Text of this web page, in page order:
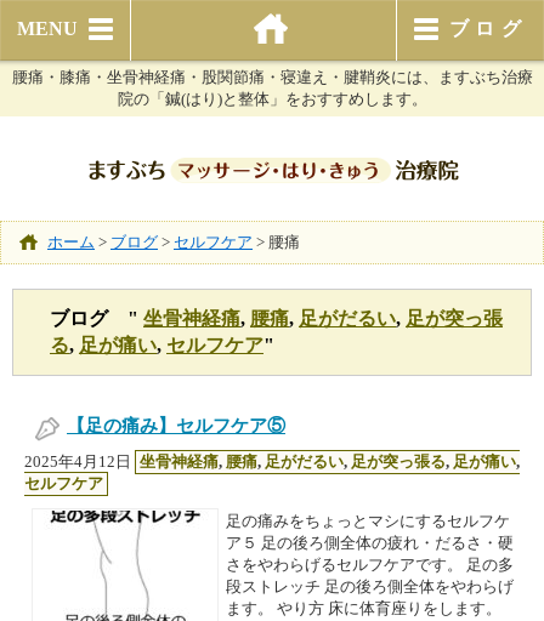
MENU ブログ
腰痛・膝痛・坐骨神経痛・股関節痛・寝違え・腱鞘炎には、ますぶち治療
院の「鍼(はり)と整体」をおすすめします。
ホーム > ブログ > セルフケア > 腰痛
ブログ " 坐骨神経痛, 腰痛, 足がだるい, 足が突っ張
る, 足が痛い, セルフケア"
【足の痛み】セルフケア⑤
2025年4月12日 坐骨神経痛, 腰痛, 足がだるい, 足が突っ張る, 足が痛い,
セルフケア
足の痛みをちょっとマシにするセルフケ
ア５ 足の後ろ側全体の疲れ・だるさ・硬
さをやわらげるセルフケアです。 足の多
段ストレッチ 足の後ろ側全体をやわらげ
ます。 やり方 床に体育座りをします。